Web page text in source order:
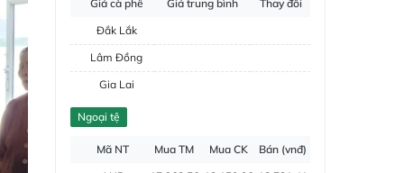
Giá cà phê Giá trung bình
Thay đổi
Đắk Lắk
Lâm Đồng
Gia Lai
Đắk Nông
Ngoại tệ
Mã NT Mua TM Mua CK
Bán (vnđ)